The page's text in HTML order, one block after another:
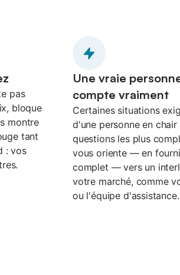
pas
bloque
montre
tant
: vos
Une vraie
compte vraiment
Certaines situations
d'une personne en
questions les plus
vous oriente — en
complet — vers un
votre marché, comme
ou l'équipe d'assistance.